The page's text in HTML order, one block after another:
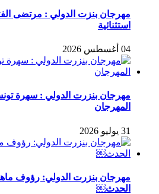
مهرجان بنزت الدولي : مرتضى
استثنائية
04 أغسطس 2026
مهرجان بنزرت الدولي : سهرة
المهرجان
31 يوليو 2026
مهرجان بنزرت الدولي: رؤوف
الحدث￼